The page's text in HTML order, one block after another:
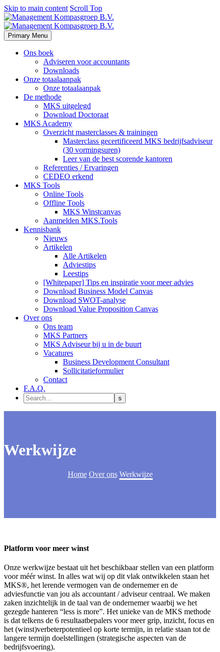
Skip to main content Scroll Top
Primary Menu
Ons boek
Adviseren voor accountants
Downloads
Onze totaalaanpak
Onze totaalaanpak
De methode
MKS uitgelegd
Download Doctoraat
MKS Academy
Overzicht masterclasses & trainingen
Masterclass gecertificeerd MKS bedrijfsadviseur
(30 vormingsuren)
Leer van de best scorende kantoren
Referenties / Ervaringen
CEDEO erkend
MKS Tools
Online Tools
Offline Tools
MKS Winstcanvas
Aanmelden MKS.Tools
Kennisbank
Nieuws
Artikelen
Alle Artikelen
Adviestips
Leestips
[Whitepaper] Tips en inspiratie voor meer advies
Download Business Model Canvas
Download SWOT-analyse
Download Value Proposition Canvas
Over ons
Ons team
MKS Partners
MKS Adviseur bij u in de buurt
Vacatures
Business Development Consultant
Sollicitatieformulier
Contact
F.A.Q.
Werkwijze
Home Over ons Werkwijze
Platform voor meer winst
Onze werkwijze bestaat uit het beschikbaar stellen van een platform
voor méér winst. In alles wat wij op dit vlak ontwikkelen staan het
MKS®, het lerende vermogen van de ondernemer en de
adviesfunctie van jou als accountant / adviseur centraal. We maken
zaken inzichtelijk in de taal van de ondernemer waarbij we het
gezegde hanteren “less is more”. Het unieke van de MKS methode
is dat telkens de 6 resultaatbepalers voor meer grip, inzicht, focus en
het (winst)verbeterpotentieel op korte termijn, in relatie staan tot de
langere termijn doelstellingen (strategische aspecten van de
bedrijfsvoering).